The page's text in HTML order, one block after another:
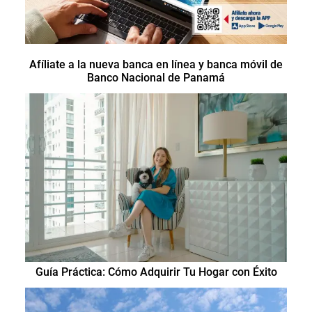
Afíliate a la nueva banca en línea y banca móvil de
Banco Nacional de Panamá
Guía Práctica: Cómo Adquirir Tu Hogar con Éxito